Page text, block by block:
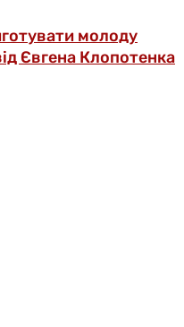
молоду
Євгена Клопотенка